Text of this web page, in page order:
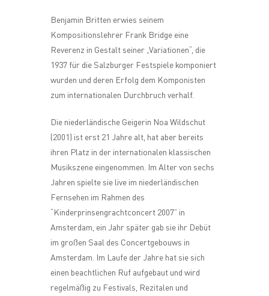
Benjamin Britten erwies seinem
Kompositionslehrer Frank Bridge eine
Reverenz in Gestalt seiner „Variationen“, die
1937 für die Salzburger Festspiele komponiert
wurden und deren Erfolg dem Komponisten
zum internationalen Durchbruch verhalf.
Die niederländische Geigerin Noa Wildschut
(2001) ist erst 21 Jahre alt, hat aber bereits
ihren Platz in der internationalen klassischen
Musikszene eingenommen. Im Alter von sechs
Jahren spielte sie live im niederländischen
Fernsehen im Rahmen des
“Kinderprinsengrachtconcert 2007” in
Amsterdam, ein Jahr später gab sie ihr Debüt
im großen Saal des Concertgebouws in
Amsterdam. Im Laufe der Jahre hat sie sich
einen beachtlichen Ruf aufgebaut und wird
regelmäßig zu Festivals, Rezitalen und